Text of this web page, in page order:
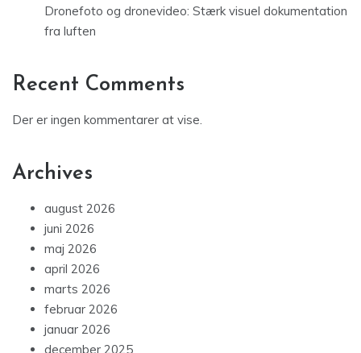
Dronefoto og dronevideo: Stærk visuel dokumentation
fra luften
Recent Comments
Der er ingen kommentarer at vise.
Archives
august 2026
juni 2026
maj 2026
april 2026
marts 2026
februar 2026
januar 2026
december 2025